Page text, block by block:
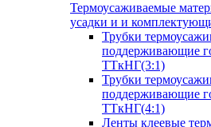
Термоусаживаемые
усадки и и
Трубки
поддерживающие
ТТкНГ(3:1)
Трубки
поддерживающие
ТТкНГ(4:1)
Ленты клеевые